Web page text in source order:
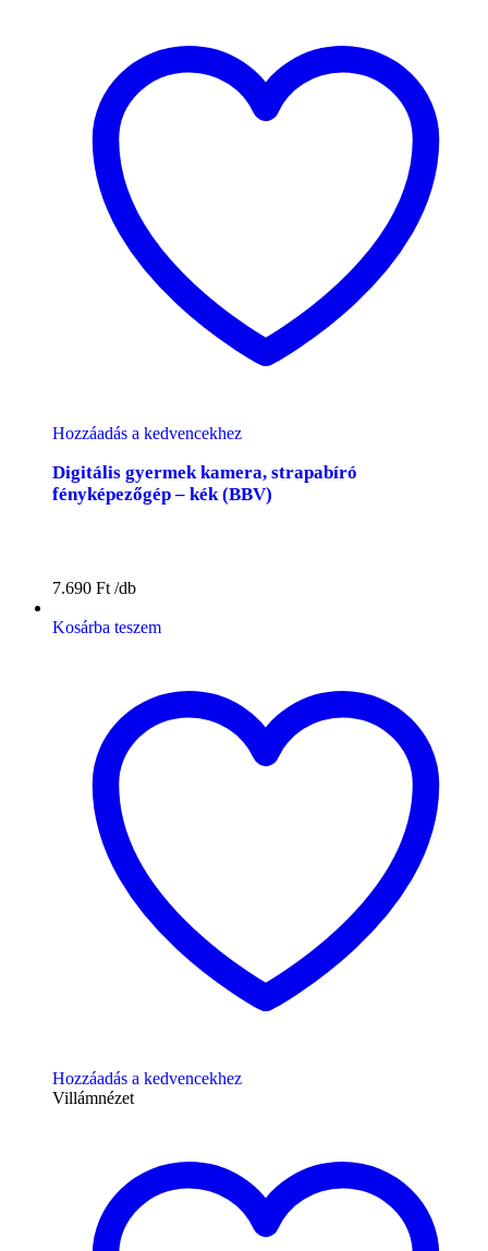
Hozzáadás a kedvencekhez
Digitális gyermek kamera, strapabíró
fényképezőgép – kék (BBV)
7.690 Ft
Kosárba teszem
Hozzáadás a kedvencekhez
Villámnézet